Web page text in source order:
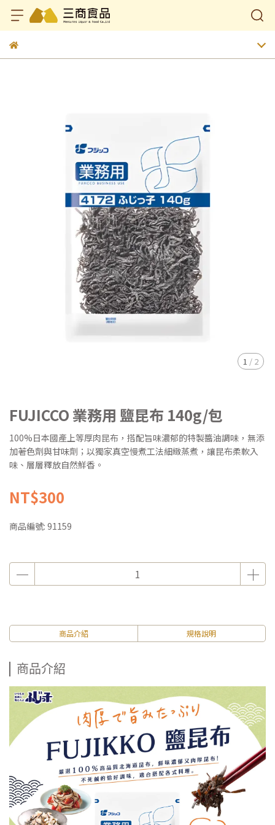
1 / 2
FUJICCO 業務用 鹽昆布 140g/包
100%日本國產上等厚肉昆布，搭配旨味濃郁的特製醬油調味，無添
加著色劑與甘味劑；以獨家真空慢煮工法細緻蒸煮，讓昆布柔軟入
味、層層釋放自然鮮香。
NT$300
商品編號: 91159
商品介紹 規格說明
商品介紹